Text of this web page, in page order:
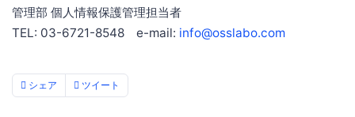
管理部 個人情報保護管理担当者
TEL: 03-6721-8548 e-mail: info@osslabo.com
シェア ツイート